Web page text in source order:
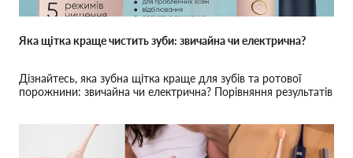
Яка щітка краще чистить зуби: звичайна чи електрична?
Дізнайтесь, яка зубна щітка краще для зубів та ротової
порожнини: звичайна чи електрична? Порівняння результатів